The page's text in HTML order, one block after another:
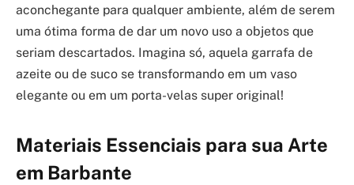
aconchegante para qualquer ambiente, além de serem
uma ótima forma de dar um novo uso a objetos que
seriam descartados. Imagina só, aquela garrafa de
azeite ou de suco se transformando em um vaso
elegante ou em um porta-velas super original!
Materiais Essenciais para sua Arte
em Barbante